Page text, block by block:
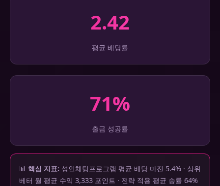
2.42
평균 배당률
71%
출금 성공률
📊 핵심 지표: 성인채팅프로그램 평균 배당 마진 5.4% · 상위
베터 월 평균 수익 3,333 포인트 · 전략 적용 평균 승률 64%